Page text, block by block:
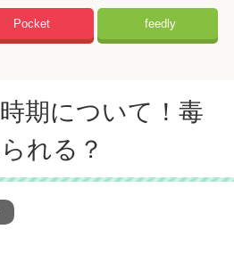
Pocket feedly
期について！毒
れる？